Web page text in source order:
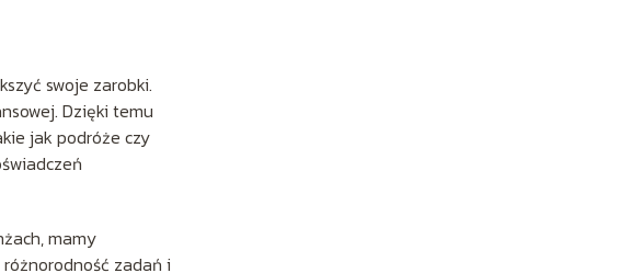
swoje zarobki.
Dzięki temu
jak podróże czy
mamy
zadań i